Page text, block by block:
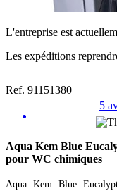
L'entreprise est
Les expéditions
Ref. 91151380
5
Aqua Kem Blue
pour WC chimiques
Aqua Kem Blue